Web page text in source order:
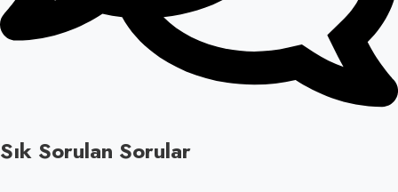
Sık Sorulan Sorular